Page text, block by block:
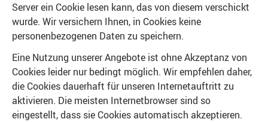
Server ein Cookie lesen kann, das von diesem verschickt
wurde. Wir versichern Ihnen, in Cookies keine
personenbezogenen Daten zu speichern.
Eine Nutzung unserer Angebote ist ohne Akzeptanz von
Cookies leider nur bedingt möglich. Wir empfehlen daher,
die Cookies dauerhaft für unseren Internetauftritt zu
aktivieren. Die meisten Internetbrowser sind so
eingestellt, dass sie Cookies automatisch akzeptieren.